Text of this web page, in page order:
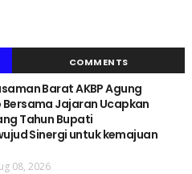
COMMENTS
Barat AKBP Agung
Jajaran Ucapkan
Tahun Bupati
Sinergi untuk kemajuan
08, 2026